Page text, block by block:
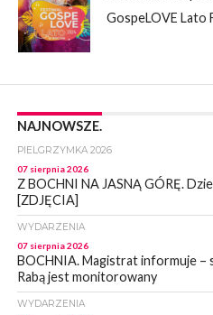
GospeLOVE Lato
NAJNOWSZE.
PIELGRZYMKA 2026
07 sierpnia 2026
Z BOCHNI NA JASNĄ GÓRĘ.
[ZDJĘCIA]
WYDARZENIA
07 sierpnia 2026
BOCHNIA. Magistrat informuje –
Rabą jest monitorowany
WYDARZENIA